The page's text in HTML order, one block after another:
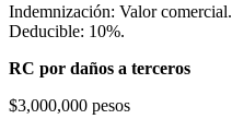
Indemnización: Valor comercial.
Deducible: 10%.
RC por daños a terceros
$3,000,000 pesos